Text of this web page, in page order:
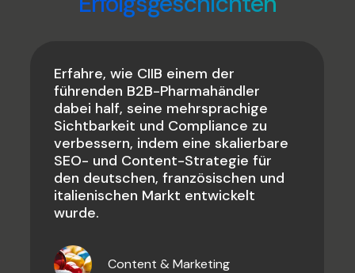
Erfahre, wie CIIB einem der
führenden B2B-Pharmahändler
dabei half, seine mehrsprachige
Sichtbarkeit und Compliance zu
verbessern, indem eine skalierbare
SEO- und Content-Strategie für
den deutschen, französischen und
italienischen Markt entwickelt
wurde.
Content & Marketing